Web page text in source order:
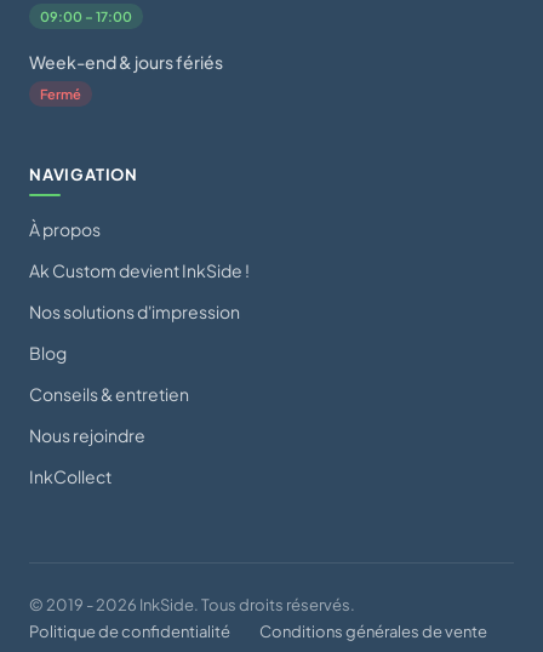
09:00 – 17:00
Week-end & jours fériés
Fermé
NAVIGATION
À propos
Ak Custom devient InkSide !
Nos solutions d'impression
Blog
Conseils & entretien
Nous rejoindre
InkCollect
© 2019 - 2026 InkSide. Tous droits réservés.
Politique de confidentialité
Conditions générales de vente